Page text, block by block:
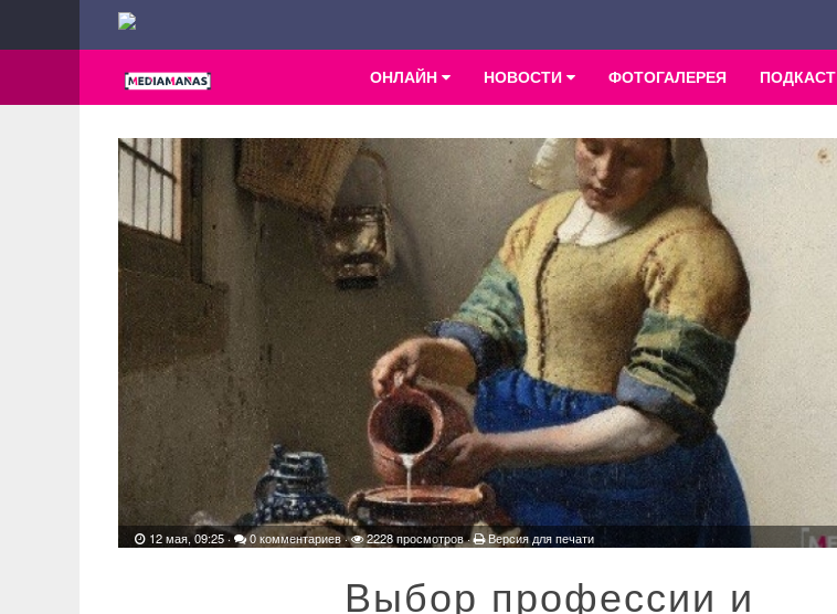
ОНЛАЙН НОВОСТИ ФОТОГАЛЕРЕЯ ПОДКАСТ
12 мая, 09:25· 0 комментариев· 2228 просмотров · Версия для печати
Выбор профессии и